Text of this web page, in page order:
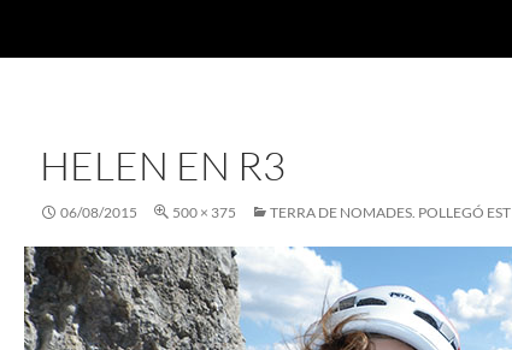
HELEN EN R3
06/08/2015 500 × 375 TERRA DE NOMADES. POLLEGÓ EST